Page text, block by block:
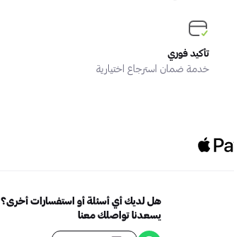
تأكيد فوري
خدمة ضمان استرجاع اختيارية
هل لديك أي أسئلة أو استفسارات أخرى؟
يسعدنا تواصلك معنا